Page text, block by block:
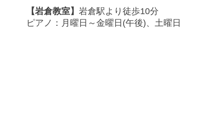
３〜４ヶ月と長い期間、同じ練習する
かけて取
【岩倉教室】 岩倉駅より徒歩10分
ピアノ：月曜日～金曜日(午後)、土曜日